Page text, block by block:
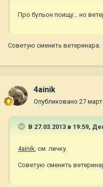
Про бульон поищу... но
Советую сменить ветеринара.
4ainik
Опубликовано 27
В 27.03.2013 в 19:59,
4ainik, см. личку.
Советую сменить